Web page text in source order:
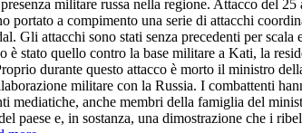
militare russa nella regione. Attacco del
portato a compimento una serie di attacchi
Gli attacchi sono stati senza precedenti per scala
è stato quello contro la base militare a Kati, la
durante questo attacco è morto il ministro
militare con la Russia. I combattenti
mediatiche, anche membri della famiglia del
paese e, in sostanza, una dimostrazione che i